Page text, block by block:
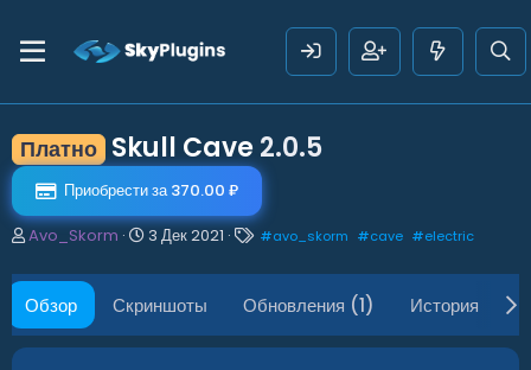
Платно Skull Cave 2.0.5
Приобрести за 370.00 ₽
А
т
о
р
Avo_Skorm
Д
т
а
с
о
3 Дек 2021
Т
г
и
#avo_skorm #cave #electric
Обзор Скриншоты Обновления (1) История